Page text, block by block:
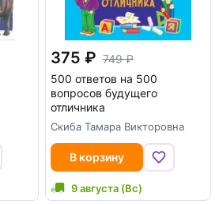
375
749
500 ответов на 500
вопросов будущего
отличника
Скиба Тамара Викторовна
В корзину
9 августа (Вс)